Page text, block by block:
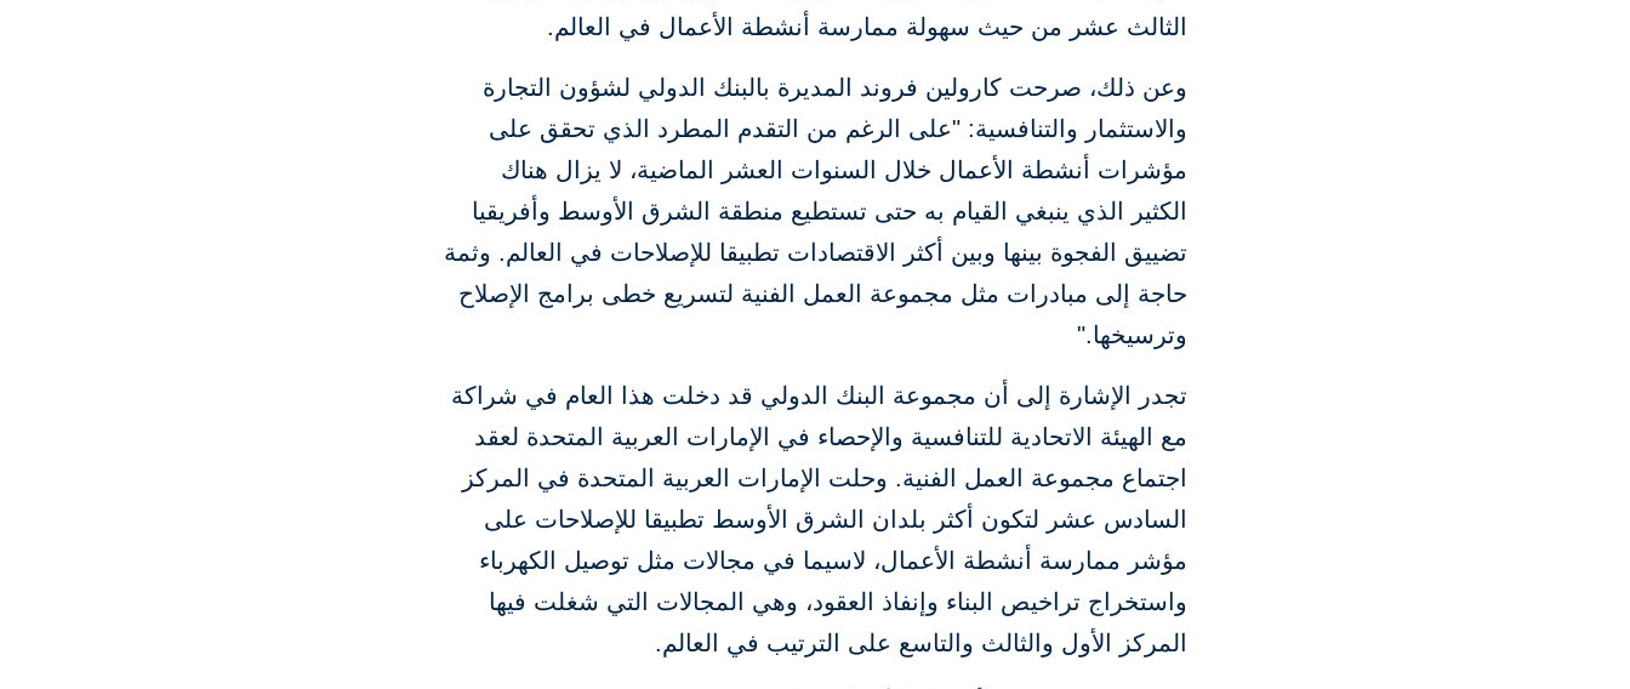
الثالث عشر من حيث سهولة ممارسة أنشطة الأعمال في العالم.
وعن ذلك، صرحت كارولين فروند المديرة بالبنك الدولي لشؤون التجارة
والاستثمار والتنافسية: "على الرغم من التقدم المطرد الذي تحقق على
مؤشرات أنشطة الأعمال خلال السنوات العشر الماضية، لا يزال هناك
الكثير الذي ينبغي القيام به حتى تستطيع منطقة الشرق الأوسط وأفريقيا
تضييق الفجوة بينها وبين أكثر الاقتصادات تطبيقا للإصلاحات في العالم. وثمة
حاجة إلى مبادرات مثل مجموعة العمل الفنية لتسريع خطى برامج الإصلاح
وترسيخها."
تجدر الإشارة إلى أن مجموعة البنك الدولي قد دخلت هذا العام في شراكة
مع الهيئة الاتحادية للتنافسية والإحصاء في الإمارات العربية المتحدة لعقد
اجتماع مجموعة العمل الفنية. وحلت الإمارات العربية المتحدة في المركز
السادس عشر لتكون أكثر بلدان الشرق الأوسط تطبيقا للإصلاحات على
مؤشر ممارسة أنشطة الأعمال، لاسيما في مجالات مثل توصيل الكهرباء
واستخراج تراخيص البناء وإنفاذ العقود، وهي المجالات التي شغلت فيها
المركز الأول والثالث والتاسع على الترتيب في العالم.